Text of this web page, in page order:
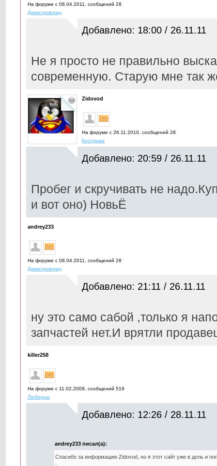
На форуме с 08.04.2011, cообщений 28
Димитровград
Добавлено: 18:00 / 26.11.11
Не я просто не правильно
современную. Старую мне так
Zidovod
На форуме с 26.11.2010, cообщений 28
Кострома
Добавлено: 20:59 / 26.11.11
Пробег и скручивать не
и вот оно) НовьЁ
andrey233
На форуме с 08.04.2011, cообщений 28
Димитровград
Добавлено: 21:11 / 26.11.11
ну это само сабой ,только я
запчастей нет.И врятли
killer258
На форуме с 11.02.2009, cообщений 519
Люберцы
Добавлено: 12:26 / 28.11.11
andrey233 писал(а):
Спасибо за информацию Zidovod, но я этот сайт уже в доль и